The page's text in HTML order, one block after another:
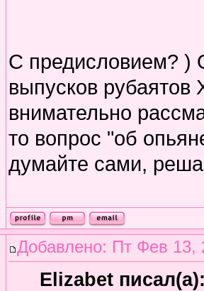
С предисловием? )
выпусков рубаятов
внимательно
то вопрос "об
думайте сами,
Добавлено: Пт Фев 13,
Elizabet